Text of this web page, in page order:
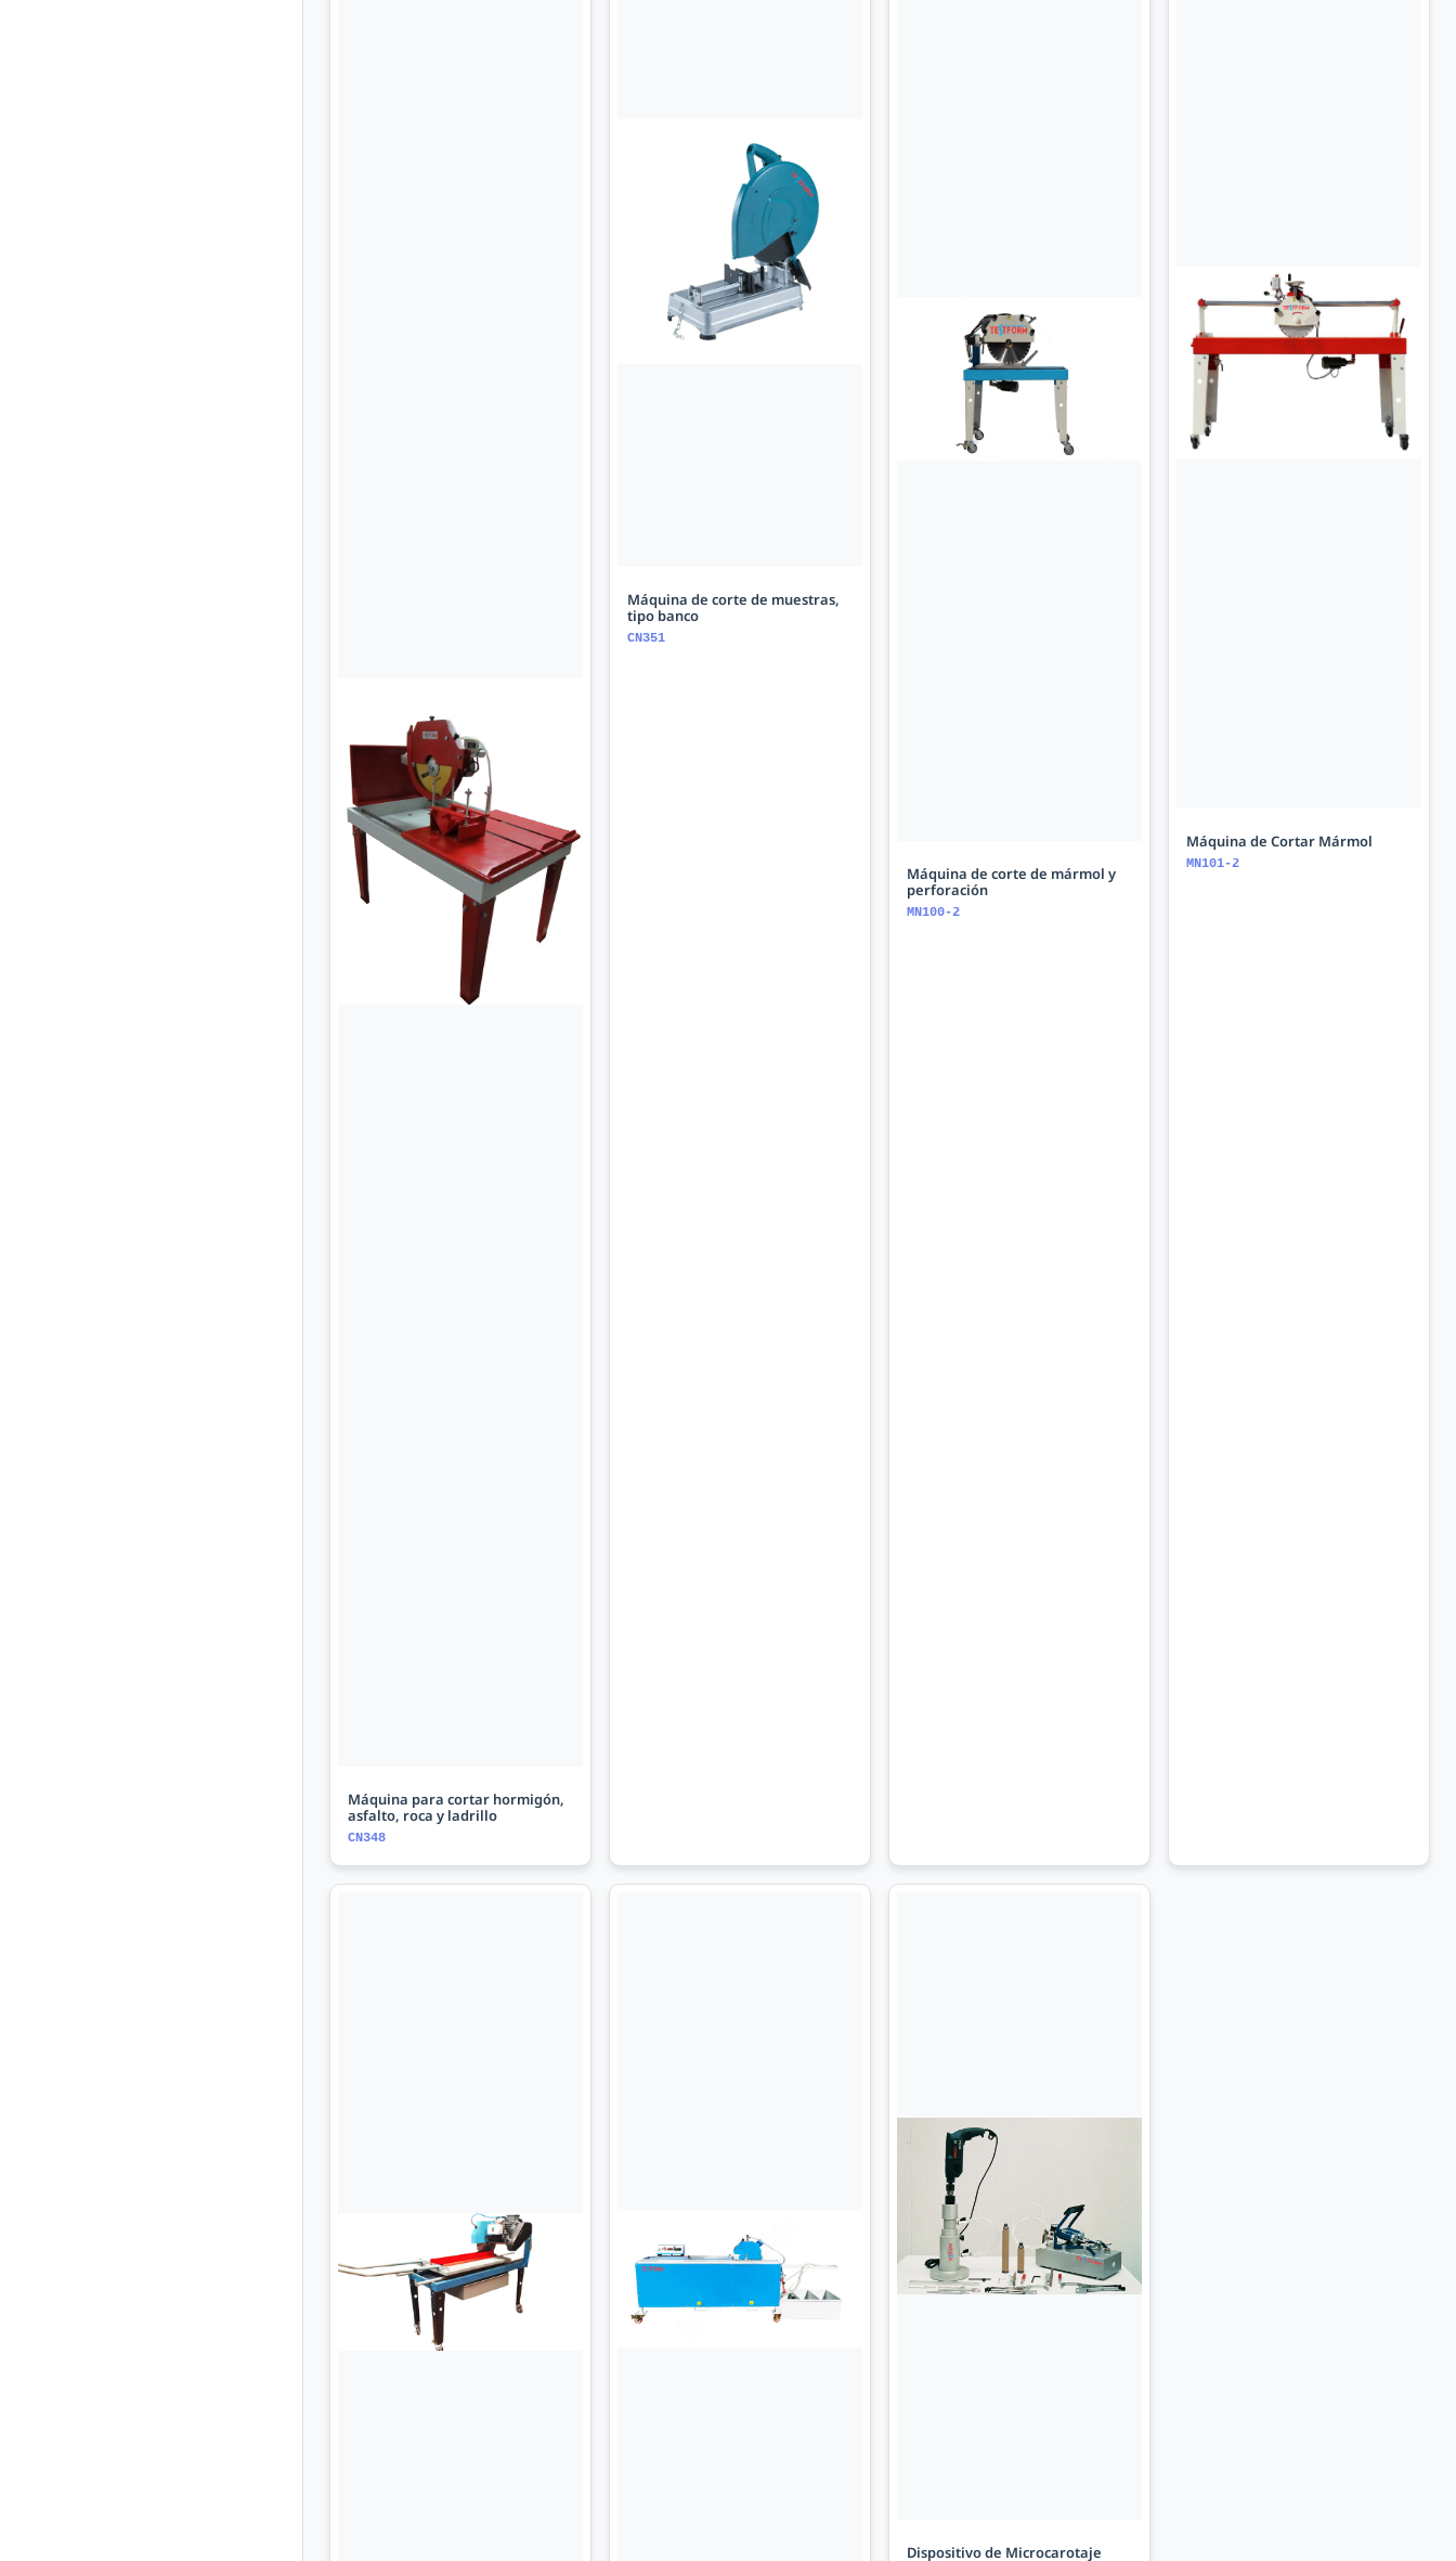
Máquina para cortar hormigón,
asfalto, roca y ladrillo
CN348
Máquina de corte de muestras,
tipo banco
CN351
Máquina de corte de mármol y
perforación
MN100-2
Máquina de Cortar Mármol
MN101-2
Dispositivo de Microcarotaje